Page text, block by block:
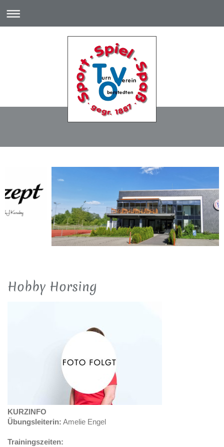
Hobby Horsing
KURZINFO
Übungsleiterin: Amelie Engel
Trainingszeiten: